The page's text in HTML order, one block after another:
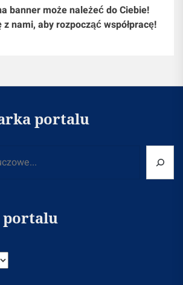
banner może należeć do Ciebie!
nami, aby rozpocząć współpracę!
portalu